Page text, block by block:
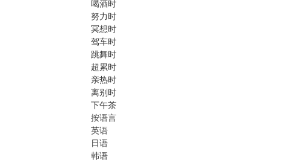
喝酒时
努力时
冥想时
驾车时
跳舞时
超累时
亲热时
离别时
下午茶
按语言
英语
日语
韩语